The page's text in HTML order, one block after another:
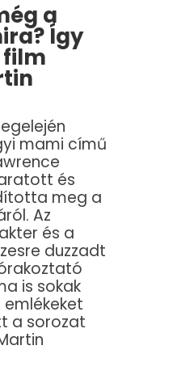
a
Így
film
mami című
és
meg a
Az
és a
duzzadt
is sokak
a sorozat